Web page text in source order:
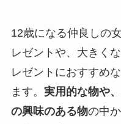
12歳になる仲良しの
レゼントや、大きく
レゼントにおすすめ
ます。 実用的な物や
の興味のある物の中